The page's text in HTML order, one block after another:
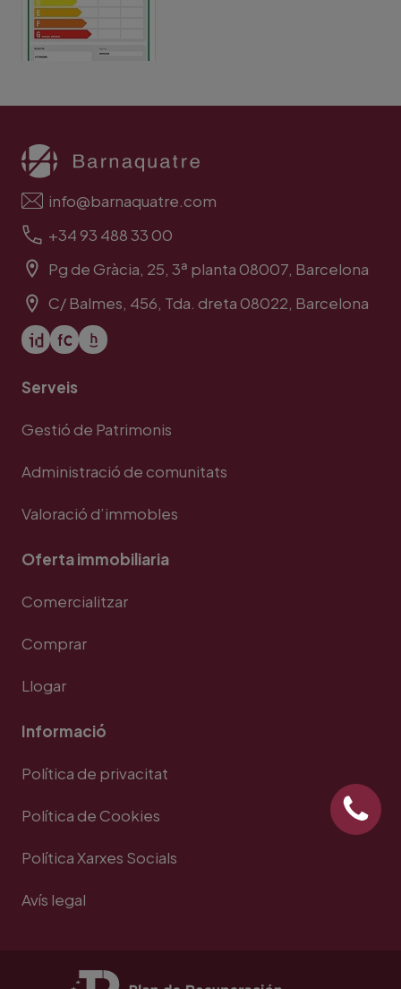
info@barnaquatre.com
+34 93 488 33 00
Pg de Gràcia, 25, 3ª planta 08007, Barcelona
C/ Balmes, 456, Tda. dreta 08022, Barcelona
Serveis
Gestió de Patrimonis
Administració de comunitats
Valoració d’immobles
Oferta immobiliaria
Comercialitzar
Comprar
Llogar
Informació
Política de privacitat
Política de Cookies
Política Xarxes Socials
Avís legal